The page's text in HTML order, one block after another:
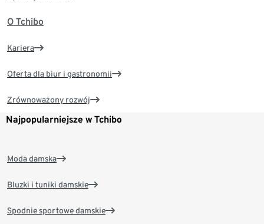
O Tchibo
Kariera
Oferta dla biur i gastronomii
Zrównoważony rozwój
Najpopularniejsze w Tchibo
Moda damska
Bluzki i tuniki damskie
Spodnie sportowe damskie